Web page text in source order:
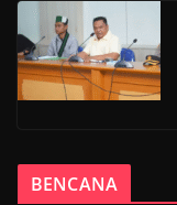
BENCANA